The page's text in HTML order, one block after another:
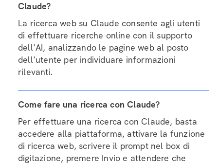
Claude?
La ricerca web su Claude consente agli utenti
di effettuare ricerche online con il supporto
dell'AI, analizzando le pagine web al posto
dell'utente per individuare informazioni
rilevanti.
Come fare una ricerca con Claude?
Per effettuare una ricerca con Claude, basta
accedere alla piattaforma, attivare la funzione
di ricerca web, scrivere il prompt nel box di
digitazione, premere Invio e attendere che